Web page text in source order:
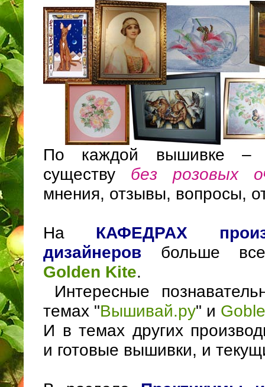
По каждой вышивке –
существу без розовых
мнения, отзывы, вопросы,
На КАФЕДРАХ
дизайнеров больше
Golden Kite.
Интересные
темах "Вышивай.ру" и
И в темах других
и готовые вышивки, и